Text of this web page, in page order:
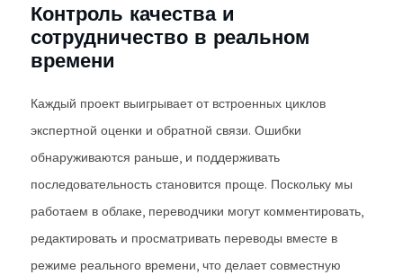
Контроль качества и
сотрудничество в реальном
времени
Каждый проект выигрывает от встроенных циклов
экспертной оценки и обратной связи. Ошибки
обнаруживаются раньше, и поддерживать
последовательность становится проще. Поскольку мы
работаем в облаке, переводчики могут комментировать,
редактировать и просматривать переводы вместе в
режиме реального времени, что делает совместную